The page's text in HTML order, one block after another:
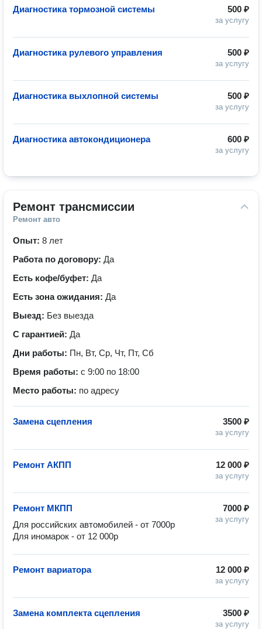
500 ₽
за услугу
Диагностика тормозной системы
500 ₽
за услугу
Диагностика рулевого управления
500 ₽
за услугу
Диагностика выхлопной системы
600 ₽
за услугу
Диагностика автокондиционера
Ремонт трансмиссии
Ремонт авто
Опыт: 8 лет
Работа по договору: Да
Есть кофе/буфет: Да
Есть зона ожидания: Да
Выезд: Без выезда
С гарантией: Да
Дни работы: Пн, Вт, Ср, Чт, Пт, Сб
Время работы: с 9:00 по 18:00
Место работы: по адресу
3500 ₽
за услугу
Замена сцепления
12 000 ₽
за услугу
Ремонт АКПП
7000 ₽
за услугу
Ремонт МКПП
Для российских автомобилей - от 7000р
Для иномарок - от 12 000р
12 000 ₽
за услугу
Ремонт вариатора
3500 ₽
за услугу
Замена комплекта сцепления